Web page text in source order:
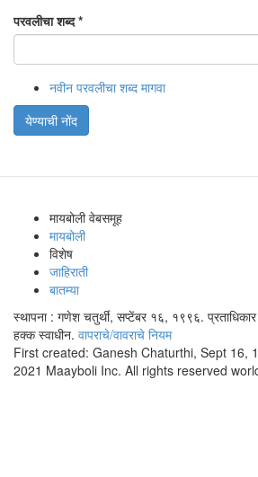
परवलीचा शब्द*
नवीन परवलीचा शब्द मागवा
येण्याची नोंद
मायबोली वेबसमूह
मायबोली
विशेष
जाहिराती
बातम्या
स्थापना : गणेश चतुर्थी, सप्टेंबर १६, १९९६.
हक्क स्वाधीन. वापराचे/वावराचे नियम
First created: Ganesh Chaturthi, Sept 16,
2021 Maayboli Inc. All rights reserved